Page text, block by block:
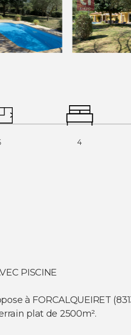
4
PISCINE
à FORCALQUEIRET
plat de 2500m².